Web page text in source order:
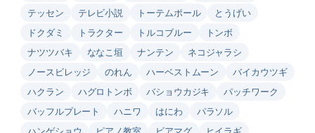
テッセン
テレビ小説 トーテムポール
とうげい
ドクダミ
トラクター トルコブルー
トンボ
ナツツバキ
ななこ垣 ナンテン
ネコジャラシ
ノースビレッジ
のれん ハーベストムーン
バイカウツギ
ハクラン
ハグロトンボ バショウカジキ
パッチワーク
バッフルプレート
ハニワ はにわ
パラソル
ハンゲショウ
ピアノ教室 ビアマグ
ヒイラギ